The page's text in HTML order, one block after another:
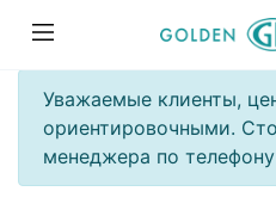
Уважаемые клиенты,
ориентировочными.
менеджера по